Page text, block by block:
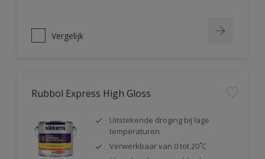
Vergelijk
Rubbol Express High Gloss
Uitstekende droging bij lage
temperaturen
Verwerkbaar van 0 tot 20˚C